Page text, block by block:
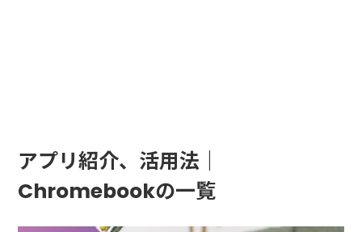
アプリ紹介、活用法｜
Chromebookの一覧